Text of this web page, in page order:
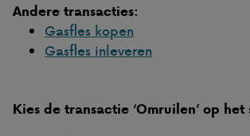
Andere transacties:
Gasfles kopen
Gasfles inleveren
Kies de transactie ‘Omruilen’ op